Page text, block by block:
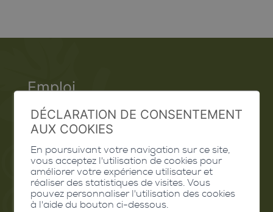
Emploi
Contact
Extranet
Valais Excellence
DÉCLARATION DE CONSENTEMENT
AUX COOKIES
En poursuivant votre navigation sur ce site,
vous acceptez l'utilisation de cookies pour
améliorer votre expérience utilisateur et
réaliser des statistiques de visites. Vous
pouvez personnaliser l'utilisation des cookies
à l'aide du bouton ci-dessous.